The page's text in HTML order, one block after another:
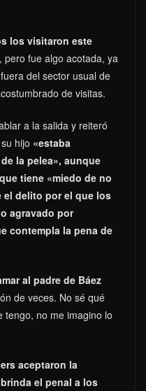
los visitaron este
, pero fue algo acotada, ya
del sector usual de
de visitas.
a la salida y reiteró
hijo «estaba
la pelea», aunque
tiene «miedo de no
el delito por el que los
agravado por
contempla la pena de
al padre de Báez
de veces. No sé qué
tengo, no me imagino lo
aceptaron la
el penal a los